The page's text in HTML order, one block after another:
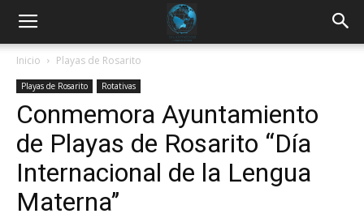
Inicio Playas de Rosarito
Playas de Rosarito Rotativas
Conmemora Ayuntamiento
de Playas de Rosarito “Día
Internacional de la Lengua
Materna’’